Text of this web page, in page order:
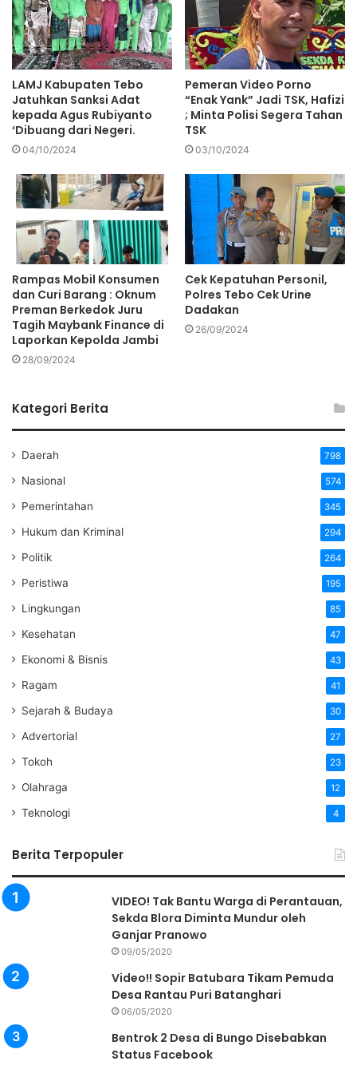
LAMJ Kabupaten Tebo
Jatuhkan Sanksi Adat
kepada Agus Rubiyanto
‘Dibuang dari Negeri.
04/10/2024
Pemeran Video Porno
“Enak Yank” Jadi TSK, Hafizi
; Minta Polisi Segera Tahan
TSK
03/10/2024
Rampas Mobil Konsumen
dan Curi Barang : Oknum
Preman Berkedok Juru
Tagih Maybank Finance di
Laporkan Kepolda Jambi
28/09/2024
Cek Kepatuhan Personil,
Polres Tebo Cek Urine
Dadakan
26/09/2024
Kategori Berita
Daerah 798
Nasional 574
Pemerintahan 345
Hukum dan Kriminal 294
Politik 264
Peristiwa 195
Lingkungan 85
Kesehatan 47
Ekonomi & Bisnis 43
Ragam 41
Sejarah & Budaya 30
Advertorial 27
Tokoh 23
Olahraga 12
Teknologi 4
Berita Terpopuler
VIDEO! Tak Bantu Warga di Perantauan,
Sekda Blora Diminta Mundur oleh
Ganjar Pranowo
09/05/2020
Video!! Sopir Batubara Tikam Pemuda
Desa Rantau Puri Batanghari
06/05/2020
Bentrok 2 Desa di Bungo Disebabkan
Status Facebook